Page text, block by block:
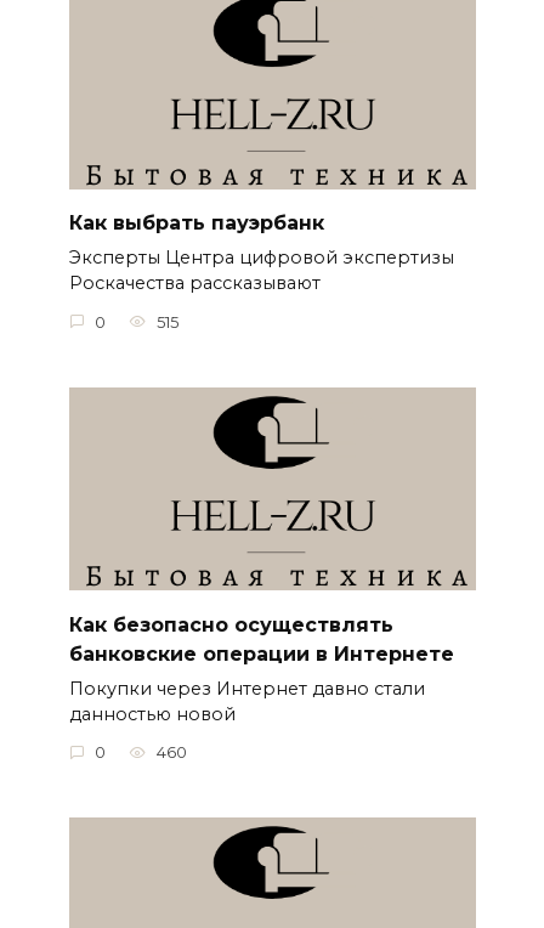
Как выбрать пауэрбанк
Эксперты Центра цифровой экспертизы
Роскачества рассказывают
0 515
Как безопасно осуществлять
банковские операции в Интернете
Покупки через Интернет давно стали
данностью новой
0 460